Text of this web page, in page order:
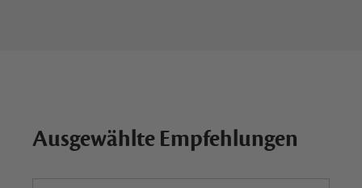
Ausgewählte Empfehlungen